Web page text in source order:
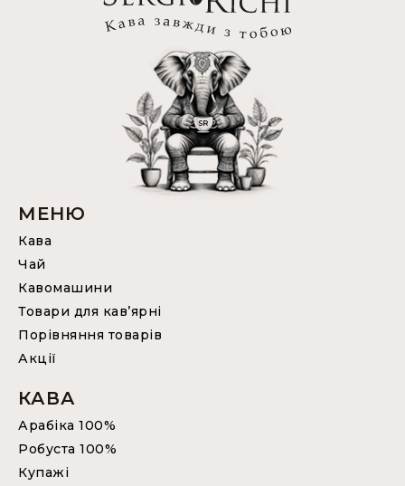
МЕНЮ
Кава
Чай
Кавомашини
Товари для кав’ярні
Порівняння товарів
Акції
КАВА
Арабіка 100%
Робуста 100%
Купажі